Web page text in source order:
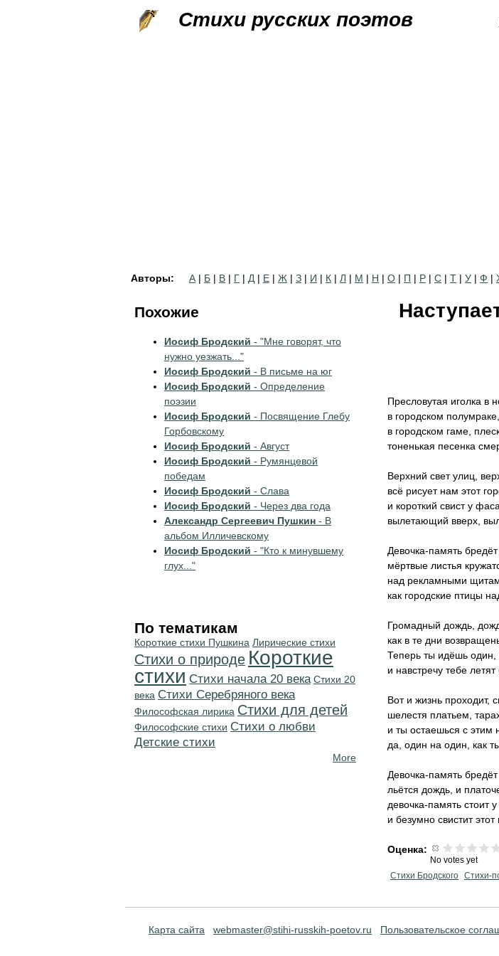
Стихи русских поэтов
Авторы: А | Б | В | Г | Д | Е | Ж | З | И | К | Л | М | Н | О | П | Р | С | Т | У | Ф |
Пресловутая иголка в
в городском
в городском гаме,
тоненькая песенка
Верхний свет улиц,
всё рисует нам этот
и короткий свист у
вылетающий вверх,
Девочка-память
мёртвые листья
над рекламными
как городские птицы
Громадный дождь,
как в те дни
Теперь ты идёшь один,
и навстречу тебе
Вот и жизнь проходит,
шелестя платьем,
и ты остаешься с этим
да, один на один, как
Девочка-память
льётся дождь, и
девочка-память стоит
и безумно свистит
Оценка:
No votes yet
Стихи Бродского Стихи-
Похожие
Иосиф Бродский - "Мне говорят, что
нужно уезжать..."
Иосиф Бродский - В письме на юг
Иосиф Бродский - Определение
поэзии
Иосиф Бродский - Посвящение Глебу
Горбовскому
Иосиф Бродский - Август
Иосиф Бродский - Румянцевой
победам
Иосиф Бродский - Слава
Иосиф Бродский - Через два года
Александр Сергеевич Пушкин - В
альбом Илличевскому
Иосиф Бродский - "Кто к минувшему
глух..."
По тематикам
Короткие стихи Пушкина Лирические стихи
Стихи о природе Короткие
стихи Cтихи начала 20 века Стихи 20
века Cтихи Серебряного века
Философская лирика Стихи для детей
Философские стихи Стихи о любви
Детские стихи
More
Карта сайта webmaster@stihi-russkih-poetov.ru Пользовательское